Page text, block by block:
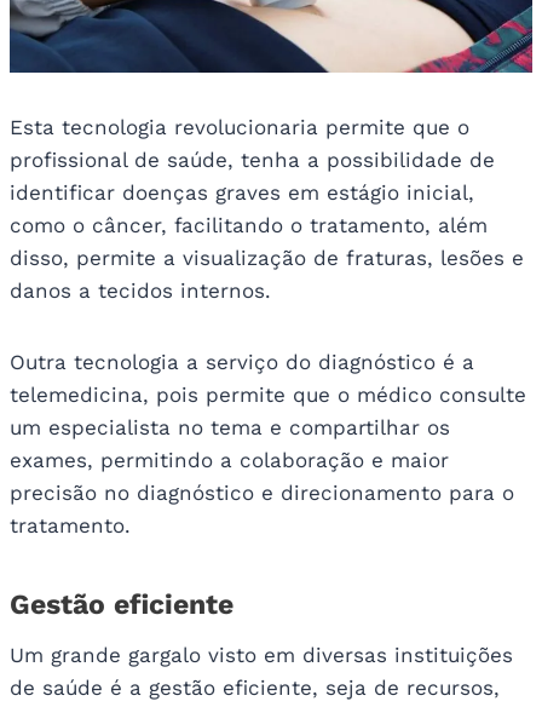
Esta tecnologia revolucionaria permite que o
profissional de saúde, tenha a possibilidade de
identificar doenças graves em estágio inicial,
como o câncer, facilitando o tratamento, além
disso, permite a visualização de fraturas, lesões e
danos a tecidos internos.
Outra tecnologia a serviço do diagnóstico é a
telemedicina, pois permite que o médico consulte
um especialista no tema e compartilhar os
exames, permitindo a colaboração e maior
precisão no diagnóstico e direcionamento para o
tratamento.
Gestão eficiente
Um grande gargalo visto em diversas instituições
de saúde é a gestão eficiente, seja de recursos,